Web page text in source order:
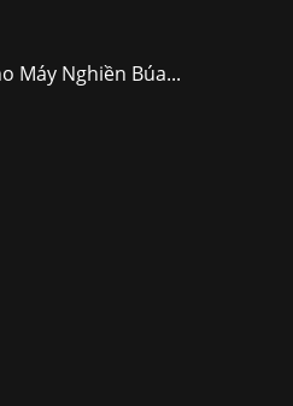
Máy Nghiền Búa...